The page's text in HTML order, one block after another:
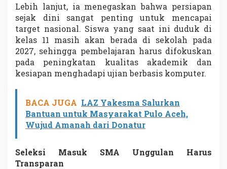
Lebih lanjut, ia menegaskan bahwa persiapan
sejak dini sangat penting untuk mencapai
target nasional. Siswa yang saat ini duduk di
kelas 11 masih akan berada di sekolah pada
2027, sehingga pembelajaran harus difokuskan
pada peningkatan kualitas akademik dan
kesiapan menghadapi ujian berbasis komputer.
BACA JUGA LAZ Yakesma Salurkan
Bantuan untuk Masyarakat Pulo Aceh,
Wujud Amanah dari Donatur
Seleksi Masuk SMA Unggulan Harus
Transparan